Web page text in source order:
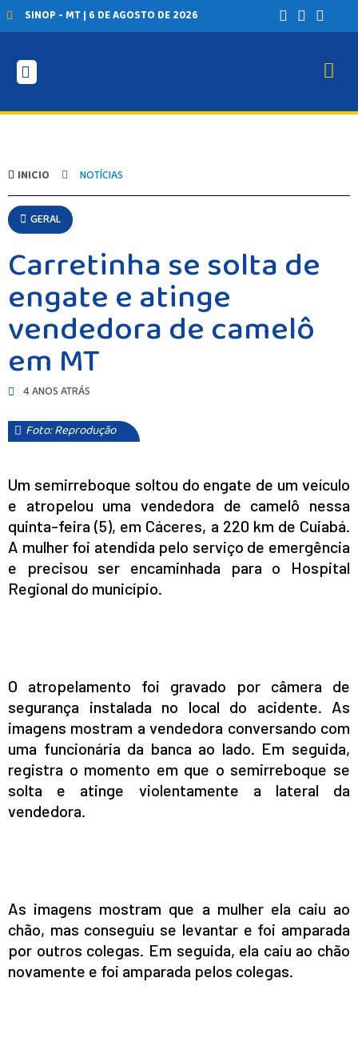
SINOP - MT | 6 DE AGOSTO DE 2026
INICIO NOTÍCIAS
GERAL
Carretinha se solta de
engate e atinge
vendedora de camelô
em MT
4 ANOS ATRÁS
Foto: Reprodução
Um semirreboque soltou do engate de um veículo
e atropelou uma vendedora de camelô nessa
quinta-feira (5), em Cáceres, a 220 km de Cuiabá.
A mulher foi atendida pelo serviço de emergência
e precisou ser encaminhada para o Hospital
Regional do município.
O atropelamento foi gravado por câmera de
segurança instalada no local do acidente. As
imagens mostram a vendedora conversando com
uma funcionária da banca ao lado. Em seguida,
registra o momento em que o semirreboque se
solta e atinge violentamente a lateral da
vendedora.
As imagens mostram que a mulher ela caiu ao
chão, mas conseguiu se levantar e foi amparada
por outros colegas. Em seguida, ela caiu ao chão
novamente e foi amparada pelos colegas.